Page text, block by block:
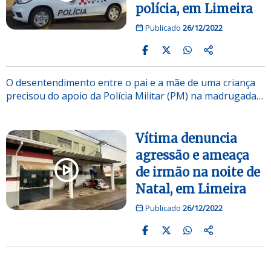
polícia, em Limeira
Publicado 26/12/2022
O desentendimento entre o pai e a mãe de uma criança
precisou do apoio da Polícia Militar (PM) na madrugada…
Vítima denuncia
agressão e ameaça
de irmão na noite de
Natal, em Limeira
Publicado 26/12/2022